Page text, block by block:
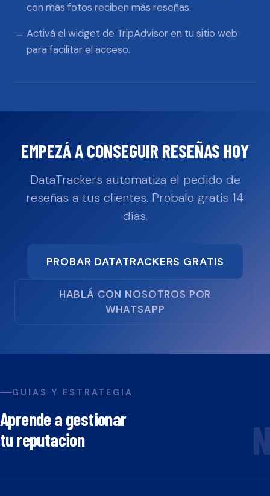
con más fotos reciben más reseñas.
Activá el widget de TripAdvisor en tu sitio web
para facilitar el acceso.
EMPEZÁ A CONSEGUIR RESEÑAS HOY
DataTrackers automatiza el pedido de
reseñas a tus clientes. Probalo gratis 14
días.
PROBAR DATATRACKERS GRATIS
HABLÁ CON NOSOTROS POR
WHATSAPP
GUIAS Y ESTRATEGIA
Aprende a gestionar
tu reputacion
N